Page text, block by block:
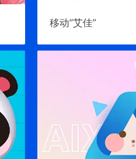
移动“艾佳”